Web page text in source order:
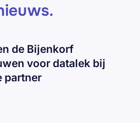
.
de Bijenkorf
voor datalek bij
partner